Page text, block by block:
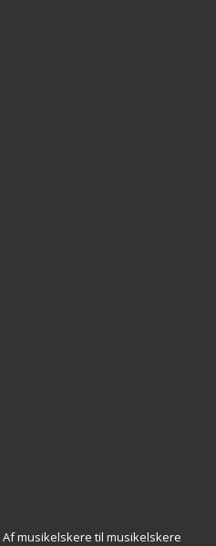
musikelskere til musikelskere